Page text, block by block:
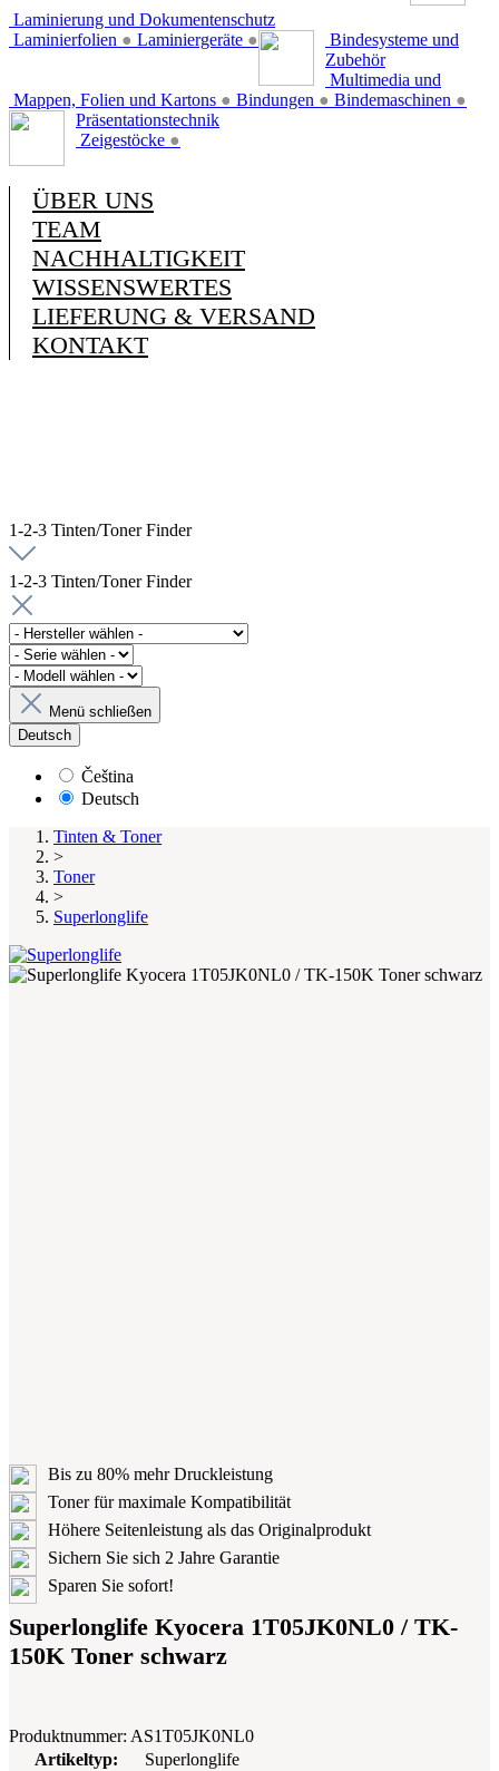
Laminierung und Dokumentenschutz
Laminierfolien ● Laminiergeräte ●
Bindesysteme und
Zubehör
Mappen, Folien und Kartons ● Bindungen ● Bindemaschinen ●
Multimedia und
Präsentationstechnik
Zeigestöcke ●
ÜBER UNS
TEAM
NACHHALTIGKEIT
WISSENSWERTES
LIEFERUNG & VERSAND
KONTAKT
1-2-3 Tinten/Toner Finder
1-2-3 Tinten/Toner Finder
Menü schließen
Deutsch
Čeština
Deutsch
Tinten & Toner
>
Toner
>
Superlonglife
Bis zu 80% mehr Druckleistung
Toner für maximale Kompatibilität
Höhere Seitenleistung als das Originalprodukt
Sichern Sie sich 2 Jahre Garantie
Sparen Sie sofort!
Superlonglife Kyocera 1T05JK0NL0 / TK-
150K Toner schwarz
Produktnummer: AS1T05JK0NL0
Artikeltyp:
Superlonglife